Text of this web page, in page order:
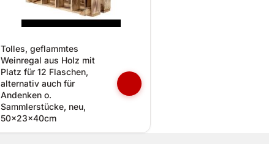
Tolles, geflammtes
Weinregal aus Holz mit
Platz für 12 Flaschen,
alternativ auch für
Andenken o.
Sammlerstücke, neu,
50x23x40cm